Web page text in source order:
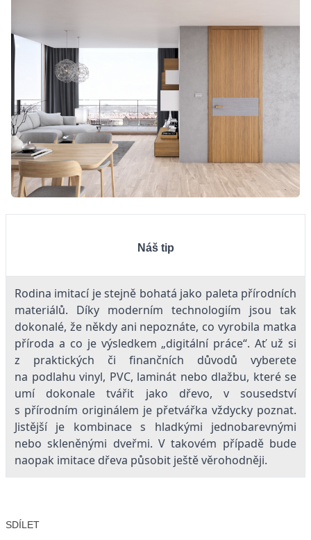
Náš tip
Rodina imitací je stejně bohatá jako paleta přírodních
materiálů. Díky moderním technologiím jsou tak
dokonalé, že někdy ani nepoznáte, co vyrobila matka
příroda a co je výsledkem „digitální práce“. Ať už si
z praktických či finančních důvodů vyberete
na podlahu vinyl, PVC, laminát nebo dlažbu, které se
umí dokonale tvářit jako dřevo, v sousedství
s přírodním originálem je přetvářka vždycky poznat.
Jistější je kombinace s hladkými jednobarevnými
nebo skleněnými dveřmi. V takovém případě bude
naopak imitace dřeva působit ještě věrohodněji.
SDÍLET